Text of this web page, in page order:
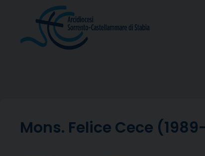
Mons. Felice Cece